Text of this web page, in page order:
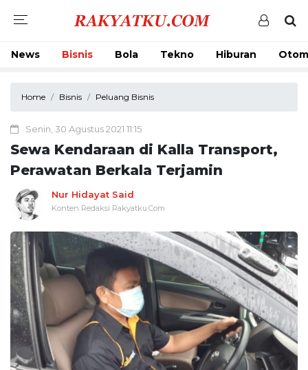
News Bisnis Bola Tekno Hiburan
Home Bisnis Peluang Bisnis
Senin, 30 Agustus 2021 11:15
Sewa Kendaraan di Kalla Transport,
Perawatan Berkala Terjamin
Nur Hidayat Said
Konten Redaksi Rakyatku.Com